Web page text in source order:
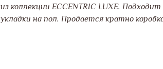
из коллекции ECCENTRIC LUXE.
укладки на пол. Продается кратно